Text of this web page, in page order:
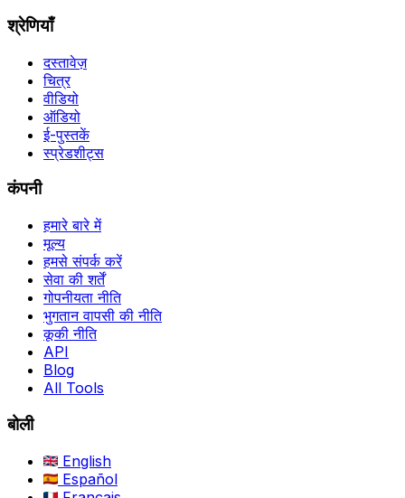
श्रेणियाँ
दस्तावेज़
चित्र
वीडियो
ऑडियो
ई-पुस्तकें
स्प्रेडशीट्स
कंपनी
हमारे बारे में
मूल्य
हमसे संपर्क करें
सेवा की शर्तें
गोपनीयता नीति
भुगतान वापसी की नीति
कूकी नीति
API
Blog
All Tools
बोली
English
Español